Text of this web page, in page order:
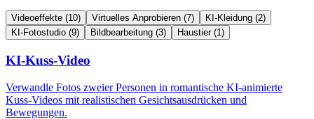
Videoeffekte (10) Virtuelles Anprobieren (7) KI-Kleidung (2)
KI-Fotostudio (9) Bildbearbeitung (3) Haustier (1)
KI-Kuss-Video
Verwandle Fotos zweier Personen in romantische KI-animierte
Kuss-Videos mit realistischen Gesichtsausdrücken und
Bewegungen.